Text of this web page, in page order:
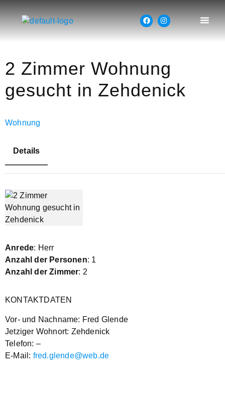
2 Zimmer Wohnung
gesucht in Zehdenick
Wohnung
Details
Anrede: Herr
Anzahl der Personen: 1
Anzahl der Zimmer: 2
KONTAKTDATEN
Vor- und Nachname: Fred Glende
Jetziger Wohnort: Zehdenick
Telefon: –
E-Mail: fred.glende@web.de